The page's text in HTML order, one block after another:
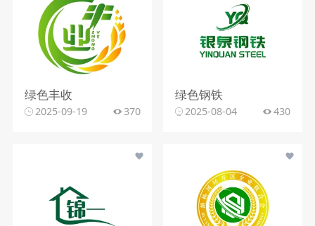
绿色丰收
2025-09-19 370
绿色钢铁
2025-08-04 430